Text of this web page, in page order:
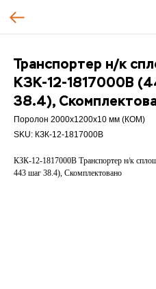
Транспортер н/к
КЗК-12-1817000В
38.4),
Поролон 2000х1200х10 мм (КОМ)
SKU: КЗК-12-1817000В
КЗК-12-1817000В Транспортер н/к
443 шаг 38.4), Скомплектовано